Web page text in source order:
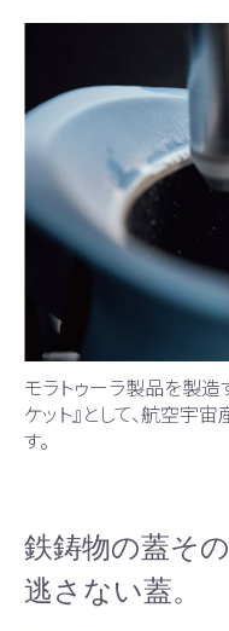
モラトゥーラ製品を製造
ケット』として、航空宇
す。
鉄鋳物の蓋そ
逃さない蓋。